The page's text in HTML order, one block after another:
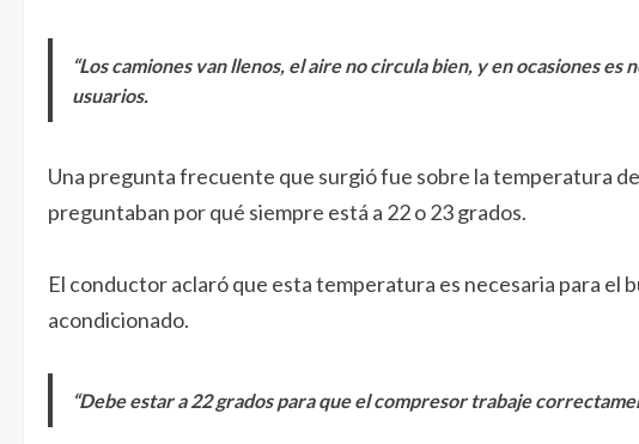
“Los camiones van llenos, el aire no circula bien, y en ocasiones
usuarios.
Una pregunta frecuente que surgió fue sobre la temperatura
preguntaban por qué siempre está a 22 o 23 grados.
El conductor aclaró que esta temperatura es necesaria para el
acondicionado.
“Debe estar a 22 grados para que el compresor trabaje